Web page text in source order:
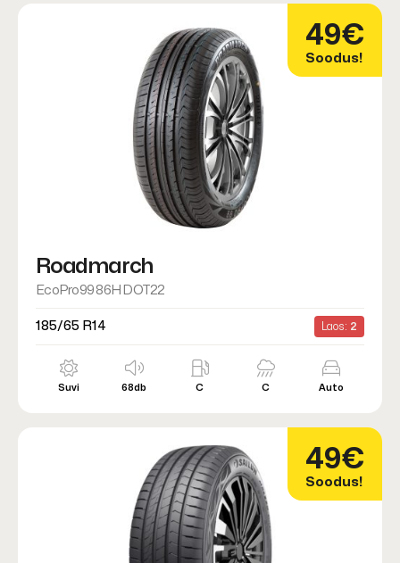
49€
Soodus!
Roadmarch
EcoPro99 86H DOT22
185/65 R14 Laos: 2
Suvi 68db C C Auto
49€
Soodus!